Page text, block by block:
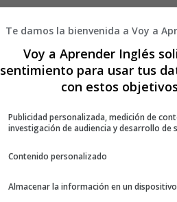
Te damos la bienvenida a Voy a
Voy a Aprender Inglés
para usar tus
con estos
Publicidad personalizada, medición de
investigación de audiencia y desarrollo de
Contenido personalizado
Almacenar la información en un